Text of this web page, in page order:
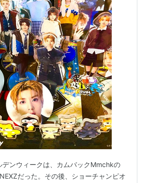
ンウィークは、カムバックMmchkの
だった。その後、ショーチャンピオ